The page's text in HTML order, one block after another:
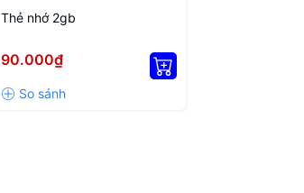
Thẻ nhớ 2gb
90.000₫